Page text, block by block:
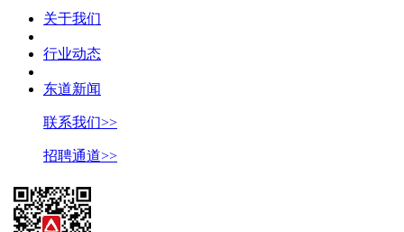
关于我们
行业动态
东道新闻
联系我们>>
招聘通道>>